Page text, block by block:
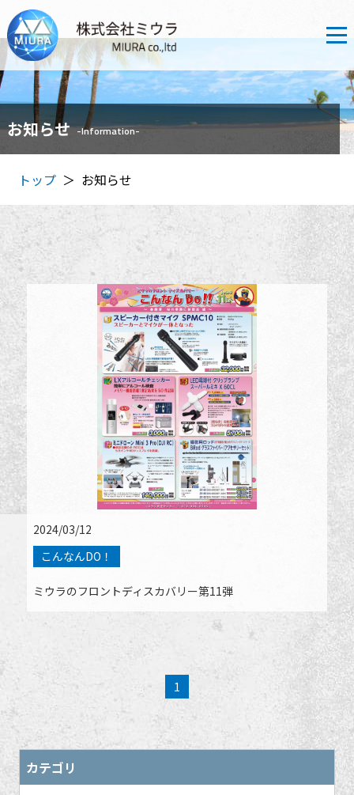
お知らせ -Information-
トップ ＞ お知らせ
2024/03/12
こんなんDO！
ミウラのフロントディスカバリー第11弾
1
カテゴリ